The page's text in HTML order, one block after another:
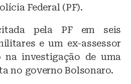
Federal (PF).
pela PF em seis
e um ex-assessor
na investigação de uma
no governo Bolsonaro.